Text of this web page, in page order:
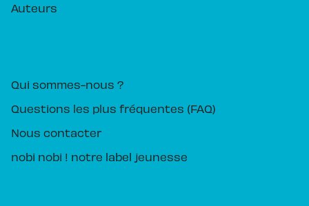
Auteurs
Qui sommes-nous ?
Questions les plus fréquentes (FAQ)
Nous contacter
nobi nobi ! notre label jeunesse